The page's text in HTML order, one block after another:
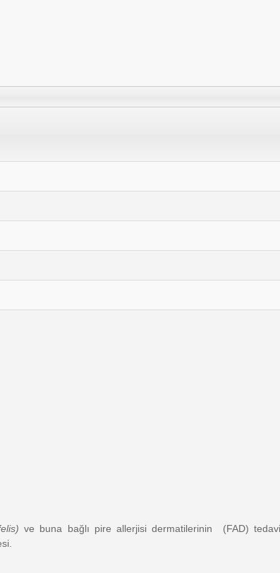
ve buna bağlı pire allerjisi dermatilerinin (FAD)